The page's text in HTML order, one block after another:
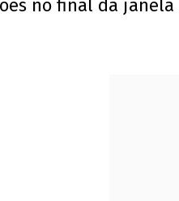
no final da